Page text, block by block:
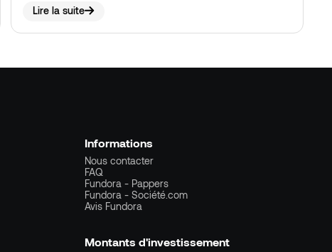
Lire la suite
Informations
Nous contacter
FAQ
Fundora - Pappers
Fundora - Société.com
Avis Fundora
Montants d'investissement